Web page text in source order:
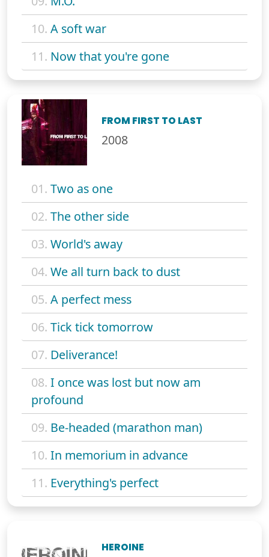
10. A soft war
11. Now that you're gone
FROM FIRST TO LAST
2008
01. Two as one
02. The other side
03. World's away
04. We all turn back to dust
05. A perfect mess
06. Tick tick tomorrow
07. Deliverance!
08. I once was lost but now am
profound
09. Be-headed (marathon man)
10. In memorium in advance
11. Everything's perfect
HEROINE